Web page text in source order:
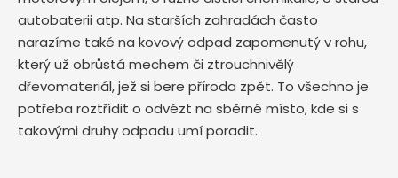
autobaterii atp. Na starších zahradách často
narazíme také na kovový odpad zapomenutý v rohu,
který už obrůstá mechem či ztrouchnivělý
dřevomateriál, jež si bere příroda zpět. To všechno je
potřeba roztřídit o odvézt na sběrné místo, kde si s
takovými druhy odpadu umí poradit.